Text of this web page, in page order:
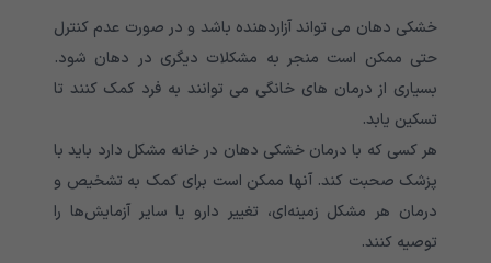
خشکی دهان می تواند آزاردهنده باشد و در صورت عدم کنترل
حتی ممکن است منجر به مشکلات دیگری در دهان شود.
بسیاری از درمان های خانگی می توانند به فرد کمک کنند تا
تسکین یابد.
هر کسی که با درمان خشکی دهان در خانه مشکل دارد باید با
پزشک صحبت کند. آنها ممکن است برای کمک به تشخیص و
درمان هر مشکل زمینه‌ای، تغییر دارو یا سایر آزمایش‌ها را
توصیه کنند.